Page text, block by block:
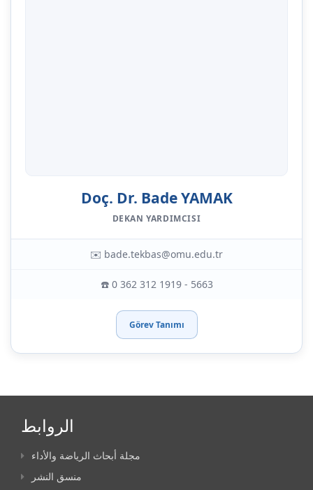
Doç. Dr. Bade YAMAK
DEKAN YARDIMCISI
✉️ bade.tekbas@omu.edu.tr
☎️ 0 362 312 1919 - 5663
Görev Tanımı
الروابط
مجلة أبحاث الرياضة والأداء
منسق النشر